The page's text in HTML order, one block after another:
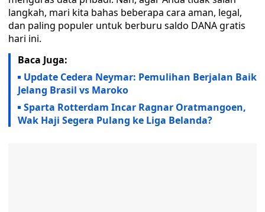
langkah, mari kita bahas beberapa cara aman, legal,
dan paling populer untuk berburu saldo DANA gratis
hari ini.
Baca Juga:
Update Cedera Neymar: Pemulihan Berjalan Baik
Jelang Brasil vs Maroko
Sparta Rotterdam Incar Ragnar Oratmangoen,
Wak Haji Segera Pulang ke Liga Belanda?